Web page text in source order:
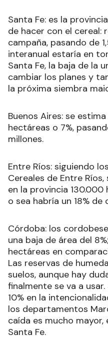
Santa Fe: es la
de hacer con el cereal:
campaña, pasando de
interanual estaría en
Santa Fe, la baja de la
cambiar los planes y
la próxima siembra
Buenos Aires: se
hectáreas o 7%,
millones.
Entre Ríos: siguiendo
Cereales de Entre
en la provincia
o sea habría un 18%
Córdoba: los
una baja de área del
hectáreas en
Las reservas de
suelos, aunque hay
finalmente se va a
10% en la
los departamentos
caída es mucho mayor,
Santa Fe.